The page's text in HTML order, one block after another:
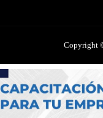
Copyright